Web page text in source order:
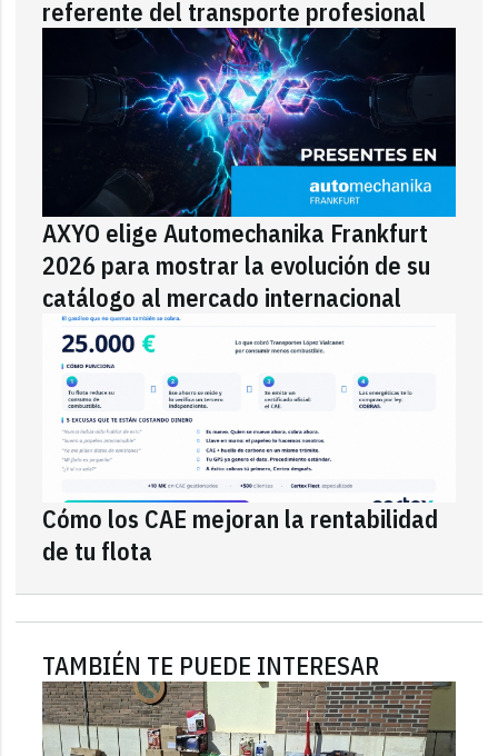
referente del transporte profesional
AXYO elige Automechanika Frankfurt
2026 para mostrar la evolución de su
catálogo al mercado internacional
Cómo los CAE mejoran la rentabilidad
de tu flota
TAMBIÉN TE PUEDE INTERESAR